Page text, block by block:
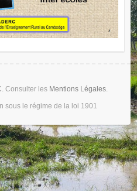
. Consulter les Mentions Légales.
sous le régime de la loi 1901